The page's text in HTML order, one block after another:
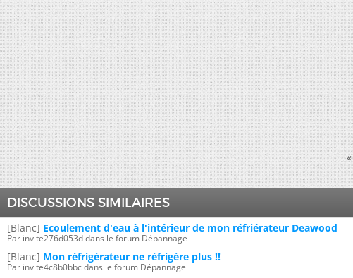
«
DISCUSSIONS SIMILAIRES
[Blanc] Ecoulement d'eau à l'intérieur de mon réfriérateur Deawood
Par invite276d053d dans le forum Dépannage
[Blanc] Mon réfrigérateur ne réfrigère plus !!
Par invite4c8b0bbc dans le forum Dépannage